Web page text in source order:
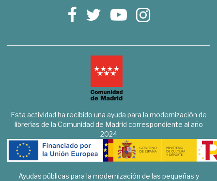
Esta actividad ha recibido una ayuda para la modernización de
librerías de la Comunidad de Madrid correspondiente al año
2024
Ayudas públicas para la modernización de las pequeñas y